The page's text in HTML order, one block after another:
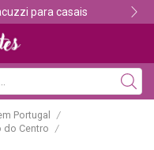
melhores alojamentos com
Portugal /
do Centro /